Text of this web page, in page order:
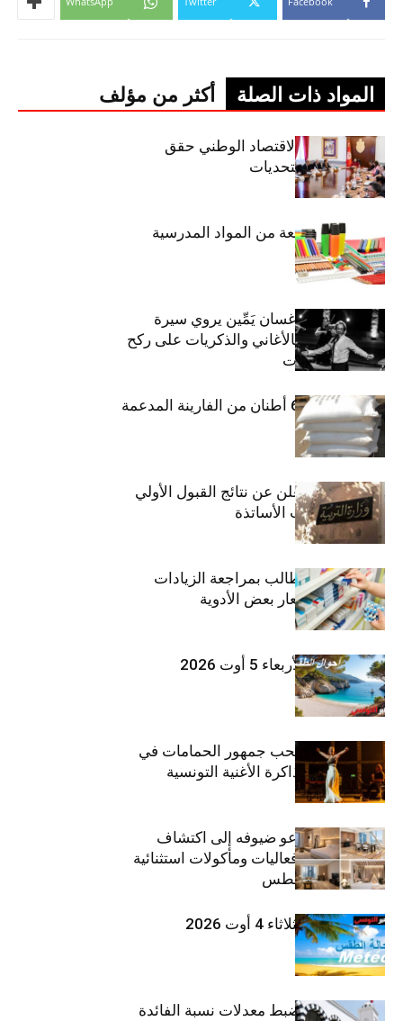
المواد ذات الصلة أكثر من مؤلف
وزيرة المالية: الاقتصاد الوطني حقق
مكاسب رغم التحديات
حجز 1926 قطعة من المواد المدرسية
الفنان اللبناني غسان يَمِّين يروي سيرة
شارل أزنافور بالأغاني والذكريات على ركح
مسرح الحمامات
منوبة: حجز 6،3 أطنان من الفارينة المدعمة
وزارة التربية تعلن عن نتائج القبول الأولي
لمناظرة انتداب الأساتذة
اتحاد الشغل يطالب بمراجعة الزيادات
الأخيرة في أسعار بعض الأدوية
طقس اليوم الأربعاء 5 أوت 2026
بثينة نابولي تصحب جمهور الحمامات في
“دوليشة” بين ذاكرة الأغنية التونسية
وإنتاجها الجديد
ذا إتش دبي يدعو ضيوفه إلى اكتشاف
تجارب إقامة وفعاليات ومأكولات استثنائية
خلال شهر أغسطس
طقس اليوم الثلاثاء 4 أوت 2026
وزارة المالية: ضبط معدلات نسبة الفائدة